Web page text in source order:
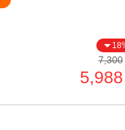
7,300
5,988